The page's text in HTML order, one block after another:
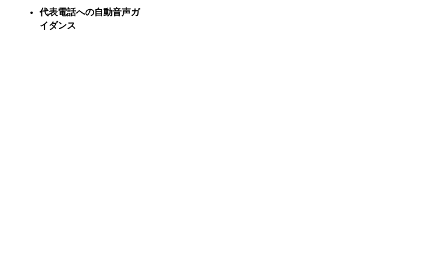
代表電話への自動音声ガ
イダンス